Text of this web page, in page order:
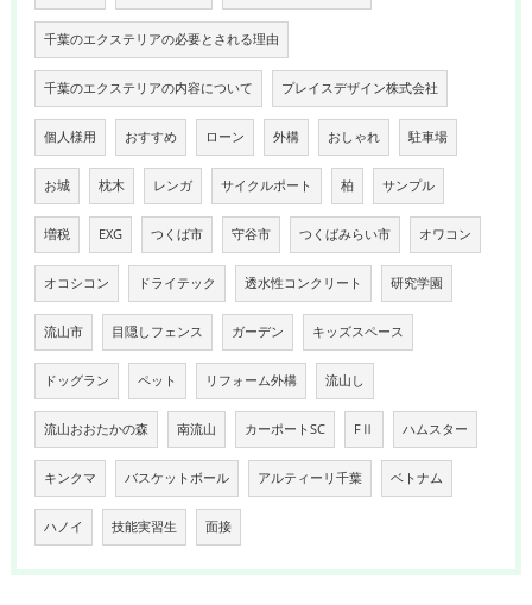
千葉のエクステリアの必要とされる理由
千葉のエクステリアの内容について プレイスデザイン株式会社
個人様用 おすすめ ローン 外構 おしゃれ 駐車場
お城 枕木 レンガ サイクルポート 柏 サンプル
増税 EXG つくば市 守谷市 つくばみらい市 オワコン
オコシコン ドライテック 透水性コンクリート 研究学園
流山市 目隠しフェンス ガーデン キッズスペース
ドッグラン ペット リフォーム外構 流山し
流山おおたかの森 南流山 カーポートSC FⅡ ハムスター
キンクマ バスケットボール アルティーリ千葉 ベトナム
ハノイ 技能実習生 面接